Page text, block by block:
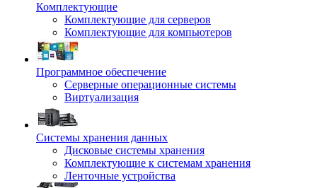
Комплектующие
Комплектующие для серверов
Комплектующие для компьютеров
Программное обеспечение
Серверные операционные системы
Виртуализация
Системы хранения данных
Дисковые системы хранения
Комплектующие к системам хранения
Ленточные устройства